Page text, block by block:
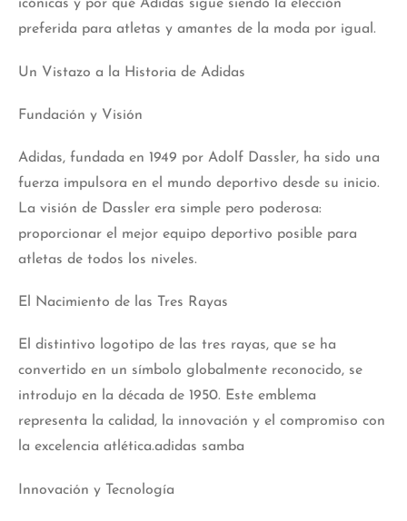
icónicas y por qué Adidas sigue siendo la elección
preferida para atletas y amantes de la moda por igual.
Un Vistazo a la Historia de Adidas
Fundación y Visión
Adidas, fundada en 1949 por Adolf Dassler, ha sido una
fuerza impulsora en el mundo deportivo desde su inicio.
La visión de Dassler era simple pero poderosa:
proporcionar el mejor equipo deportivo posible para
atletas de todos los niveles.
El Nacimiento de las Tres Rayas
El distintivo logotipo de las tres rayas, que se ha
convertido en un símbolo globalmente reconocido, se
introdujo en la década de 1950. Este emblema
representa la calidad, la innovación y el compromiso con
la excelencia atlética.adidas samba
Innovación y Tecnología